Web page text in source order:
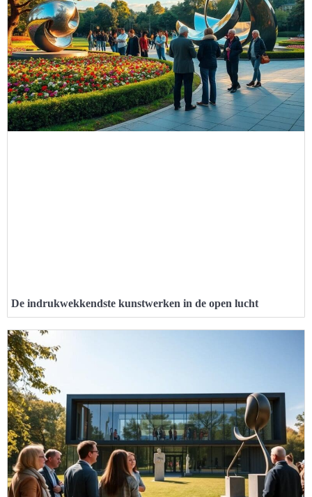
De indrukwekkendste kunstwerken in de open lucht